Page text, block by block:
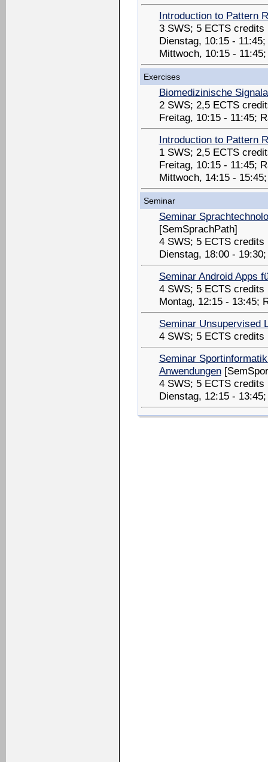
Introduction to Pattern
3 SWS; 5 ECTS credits
Dienstag, 10:15 -
Mittwoch, 10:15 -
Exercises
Biomedizinische
2 SWS; 2,5 ECTS
Freitag, 10:15 - 11:45;
Introduction to Pattern
1 SWS; 2,5 ECTS
Freitag, 10:15 - 11:45;
Mittwoch, 14:15 -
Seminar
Seminar
[SemSprachPath]
4 SWS; 5 ECTS credits
Dienstag, 18:00 -
Seminar Android Apps
4 SWS; 5 ECTS credits
Montag, 12:15 - 13:45;
Seminar Unsupervised
4 SWS; 5 ECTS credits
Seminar
Anwendungen
4 SWS; 5 ECTS credits
Dienstag, 12:15 -